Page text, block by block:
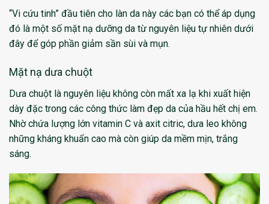
“Vi cứu tinh” đầu tiên cho làn da này các bạn có thể áp dụng
đó là một số mặt nạ dưỡng da từ nguyên liệu tự nhiên dưới
đây để góp phần giảm sần sùi và mụn.
Mặt nạ dưa chuột
Dưa chuột là nguyên liệu không còn mất xa lạ khi xuất hiện
dày đặc trong các công thức làm đẹp da của hầu hết chị em.
Nhờ chứa lượng lớn vitamin C và axit citric, dưa leo không
những kháng khuẩn cao mà còn giúp da mềm mịn, trắng
sáng.